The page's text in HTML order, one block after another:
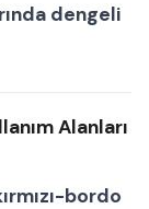
dengeli
Alanları
bordo